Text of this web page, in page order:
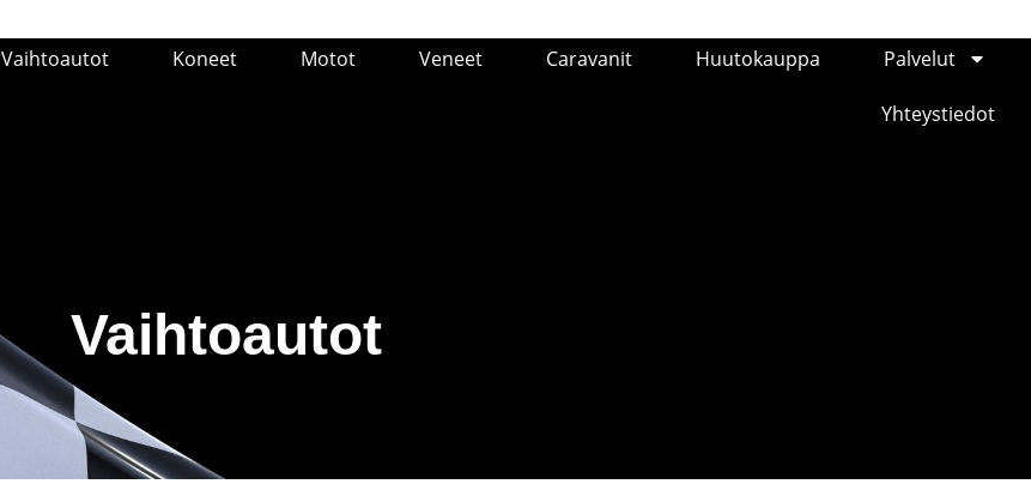
Vaihtoautot Koneet Motot Veneet Caravanit Huutokauppa Palvelut
Yhteystiedot
Vaihtoautot